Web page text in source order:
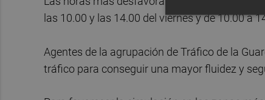
las 10.00 y las 14.00 del viernes y de 10.00 a
Agentes de la agrupación de Tráfico de la
tráfico para conseguir una mayor fluidez y